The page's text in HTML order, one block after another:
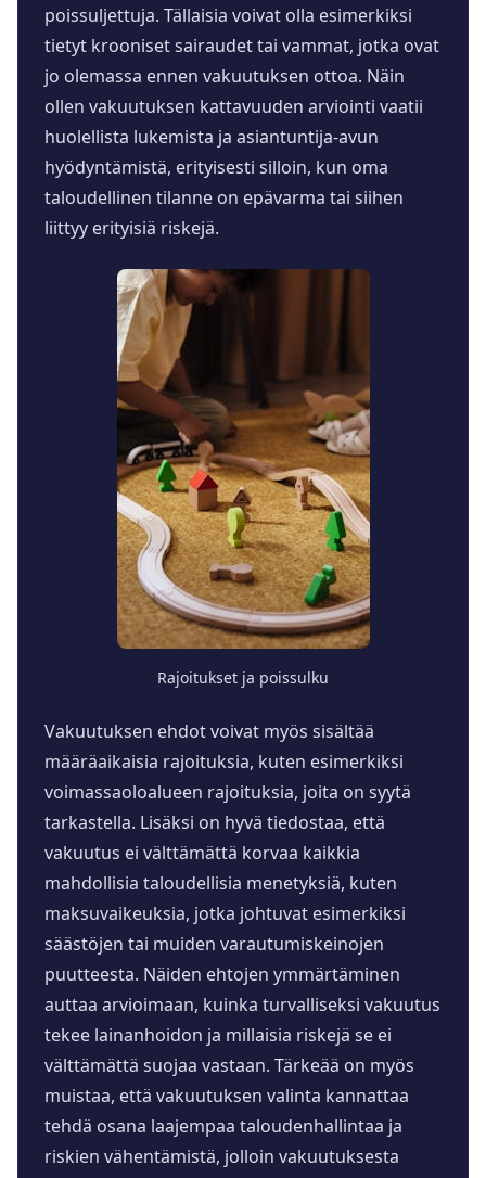
poissuljettuja. Tällaisia voivat olla esimerkiksi
tietyt krooniset sairaudet tai vammat, jotka ovat
jo olemassa ennen vakuutuksen ottoa. Näin
ollen vakuutuksen kattavuuden arviointi vaatii
huolellista lukemista ja asiantuntija-avun
hyödyntämistä, erityisesti silloin, kun oma
taloudellinen tilanne on epävarma tai siihen
liittyy erityisiä riskejä.
Rajoitukset ja poissulku
Vakuutuksen ehdot voivat myös sisältää
määräaikaisia rajoituksia, kuten esimerkiksi
voimassaoloalueen rajoituksia, joita on syytä
tarkastella. Lisäksi on hyvä tiedostaa, että
vakuutus ei välttämättä korvaa kaikkia
mahdollisia taloudellisia menetyksiä, kuten
maksuvaikeuksia, jotka johtuvat esimerkiksi
säästöjen tai muiden varautumiskeinojen
puutteesta. Näiden ehtojen ymmärtäminen
auttaa arvioimaan, kuinka turvalliseksi vakuutus
tekee lainanhoidon ja millaisia riskejä se ei
välttämättä suojaa vastaan. Tärkeää on myös
muistaa, että vakuutuksen valinta kannattaa
tehdä osana laajempaa taloudenhallintaa ja
riskien vähentämistä, jolloin vakuutuksesta